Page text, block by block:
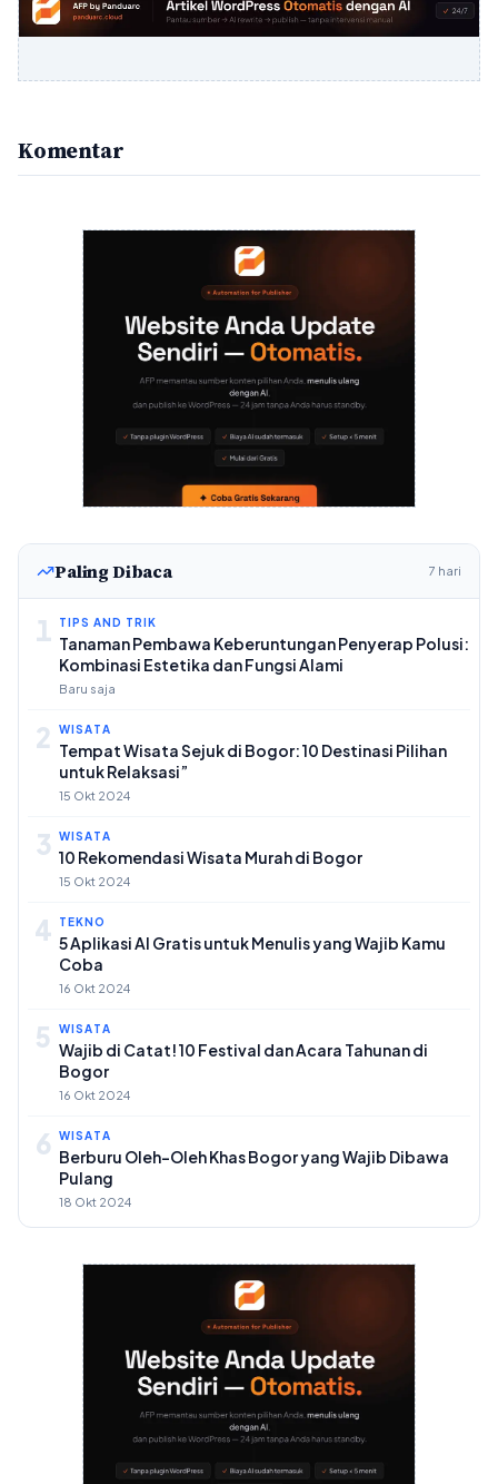
Komentar
Paling Dibaca 7 hari
1 TIPS AND TRIK
Tanaman Pembawa Keberuntungan Penyerap Polusi:
Kombinasi Estetika dan Fungsi Alami
Baru saja
2 WISATA
Tempat Wisata Sejuk di Bogor: 10 Destinasi Pilihan
untuk Relaksasi”
15 Okt 2024
3 WISATA
10 Rekomendasi Wisata Murah di Bogor
15 Okt 2024
4 TEKNO
5 Aplikasi AI Gratis untuk Menulis yang Wajib Kamu
Coba
16 Okt 2024
5 WISATA
Wajib di Catat! 10 Festival dan Acara Tahunan di
Bogor
16 Okt 2024
6 WISATA
Berburu Oleh-Oleh Khas Bogor yang Wajib Dibawa
Pulang
18 Okt 2024